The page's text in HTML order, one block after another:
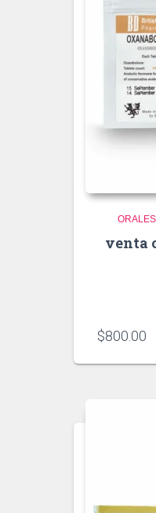
ORALES
venta
$800.00